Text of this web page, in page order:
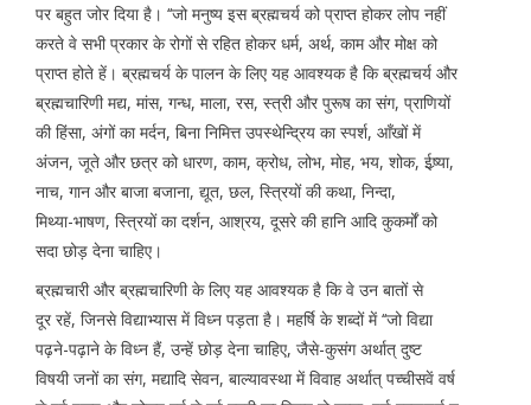
पर बहुत जोर दिया है। ‘‘जो मनुष्य इस ब्रह्मचर्य को प्राप्त होकर लोप नहीं
करते वे सभी प्रकार के रोगों से रहित होकर धर्म, अर्थ, काम और मोक्ष को
प्राप्त होते हें। ब्रह्मचर्य के पालन के लिए यह आवश्यक है कि ब्रह्मचर्य और
ब्रह्मचारिणी मद्य, मांस, गन्ध, माला, रस, स्त्री और पुरूष का संग, प्राणियों
की हिंसा, अंगों का मर्दन, बिना निमित्त उपस्थेन्द्रिय का स्पर्श, आँखों में
अंजन, जूते और छत्र को धारण, काम, क्रोध, लोभ, मोह, भय, शोक, ईष्र्या,
नाच, गान और बाजा बजाना, द्यूत, छल, स्त्रियों की कथा, निन्दा,
मिथ्या-भाषण, स्त्रियों का दर्शन, आश्रय, दूसरे की हानि आदि कुकर्मों को
सदा छोड़ देना चाहिए।
ब्रह्मचारी और ब्रह्मचारिणी के लिए यह आवश्यक है कि वे उन बातों से
दूर रहें, जिनसे विद्याभ्यास में विध्न पड़ता है। महर्षि के शब्दों में ‘‘जो विद्या
पढ़ने-पढ़ाने के विध्न हैं, उन्हें छोड़ देना चाहिए, जैसे-कुसंग अर्थात् दुष्ट
विषयी जनों का संग, मद्यादि सेवन, बाल्यावस्था में विवाह अर्थात् पच्चीसवें वर्ष